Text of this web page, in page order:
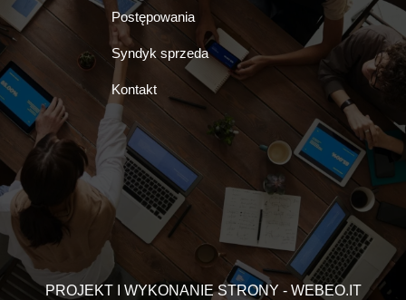
Postępowania
Syndyk sprzeda
Kontakt
PROJEKT I WYKONANIE STRONY - WEBEO.IT